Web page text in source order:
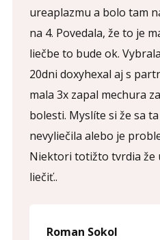
Opíšte prvé 4 písmená
ureaplazmu a bolo tam
na 4. Povedala, že to je
liečbe to bude ok.
20dni doxyhexal aj s
mala 3x zapal mechura
bolesti. Myslíte si že sa
nevyliečila alebo je
Niektori totižto tvrdia že
liečiť..
Roman Sokol